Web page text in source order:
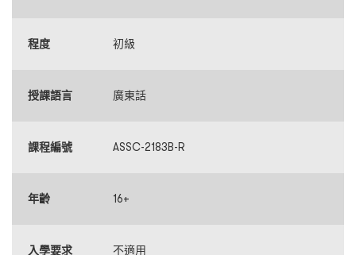
程度 初級
授課語言 廣東話
課程編號 ASSC-2183B-R
年齡 16+
入學要求 不適用